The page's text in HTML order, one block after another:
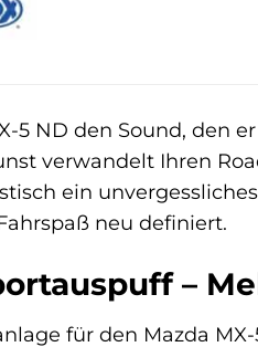
5 ND den Sound, den
verwandelt Ihren
ein
neu definiert.
–
für den Mazda